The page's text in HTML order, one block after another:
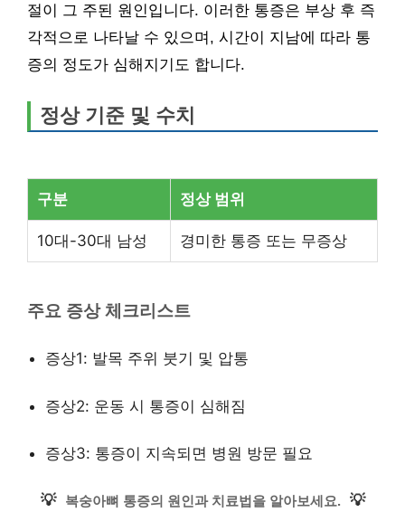
절이 그 주된 원인입니다. 이러한 통증은 부상 후 즉
각적으로 나타날 수 있으며, 시간이 지남에 따라 통
증의 정도가 심해지기도 합니다.
정상 기준 및 수치
구분 정상 범위
10대-30대 남성 경미한 통증 또는 무증상
주요 증상 체크리스트
증상1: 발목 주위 붓기 및 압통
증상2: 운동 시 통증이 심해짐
증상3: 통증이 지속되면 병원 방문 필요
💡 복숭아뼈 통증의 원인과 치료법을 알아보세요. 💡